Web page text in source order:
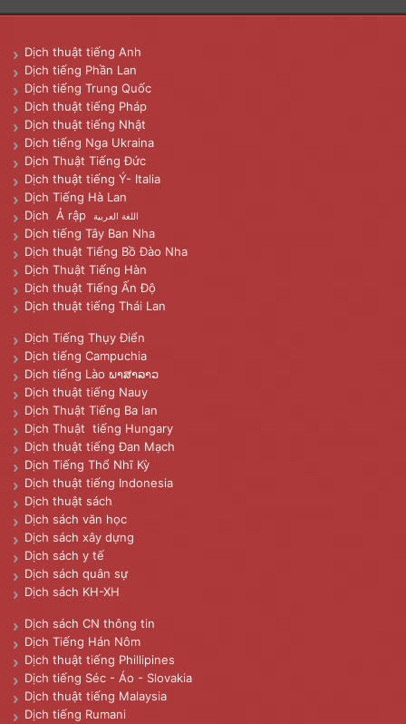
Dịch thuật tiếng Anh
Dịch tiếng Phần Lan
Dịch tiếng Trung Quốc
Dịch thuật tiếng Pháp
Dịch thuật tiếng Nhật
Dịch tiếng Nga Ukraina
Dịch Thuật Tiếng Đức
Dịch thuật tiếng Ý- Italia
Dịch Tiếng Hà Lan
Dịch Ả rập
اللغة العربية
Dịch tiếng Tây Ban Nha
Dịch thuật Tiếng Bồ Đào Nha
Dịch Thuật Tiếng Hàn
Dịch thuật Tiếng Ấn Độ
Dịch thuật tiếng Thái Lan
Dịch Tiếng Thụy Điển
Dịch tiếng Campuchia
Dịch tiếng Lào ພາສາລາວ
Dịch thuật tiếng Nauy
Dịch Thuật Tiếng Ba lan
Dịch Thuật tiếng Hungary
Dịch thuật tiếng Đan Mạch
Dịch Tiếng Thổ Nhĩ Kỳ
Dịch thuật tiếng Indonesia
Dịch thuật sách
Dịch sách văn học
Dịch sách xây dựng
Dịch sách y tế
Dịch sách quân sự
Dịch sách KH-XH
Dịch sách CN thông tin
Dịch Tiếng Hán Nôm
Dịch thuật tiếng Phillipines
Dịch tiếng Séc - Áo - Slovakia
Dịch thuật tiếng Malaysia
Dịch tiếng Rumani